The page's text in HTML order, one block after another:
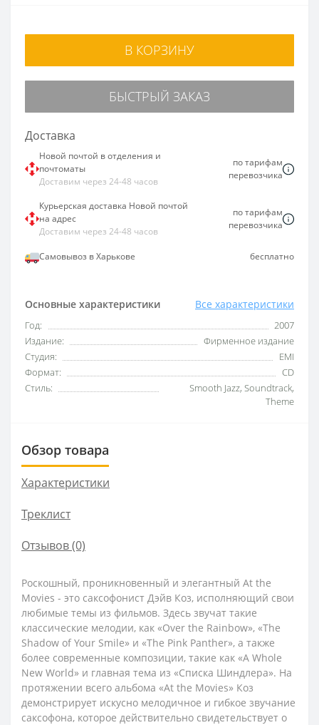
Основные характеристики Все характеристики
Год:
2007
Издание:
Фирменное издание
Студия:
EMI
Формат:
CD
Стиль:
Smooth Jazz, Soundtrack,
Theme
В КОРЗИНУ
БЫСТРЫЙ ЗАКАЗ
Доставка
Новой почтой в отделения и
почтоматы
Доставим через 24-48 часов
по тарифам
перевозчика
Курьерская доставка Новой почтой
на адрес
Доставим через 24-48 часов
по тарифам
перевозчика
Самовывоз в Харькове бесплатно
Обзор товара
Характеристики
Треклист
Отзывов (0)
Роскошный, проникновенный и элегантный At the
Movies - это саксофонист Дэйв Коз, исполняющий свои
любимые темы из фильмов. Здесь звучат такие
классические мелодии, как «Over the Rainbow», «The
Shadow of Your Smile» и «The Pink Panther», а также
более современные композиции, такие как «A Whole
New World» и главная тема из «Списка Шиндлера». На
протяжении всего альбома «At the Movies» Коз
демонстрирует искусно мелодичное и гибкое звучание
саксофона, которое действительно свидетельствует о